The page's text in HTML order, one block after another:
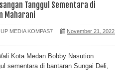
Tanggul Sementara di
Maharani
MEDIA KOMPAS7
November 21, 2022
Kota Medan Bobby Nasution
sementara di bantaran Sungai Deli,